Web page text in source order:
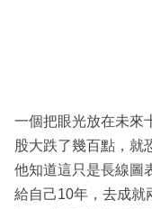
一個把眼光放在未來
股大跌了幾百點，就
他知道這只是長線圖
給自己10年，去成就